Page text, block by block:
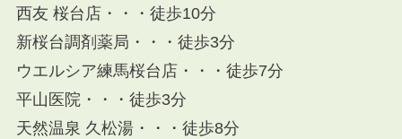
西友 桜台店・・・徒歩10分
新桜台調剤薬局・・・徒歩3分
ウエルシア練馬桜台店・・・徒歩7分
平山医院・・・徒歩3分
天然温泉 久松湯・・・徒歩8分